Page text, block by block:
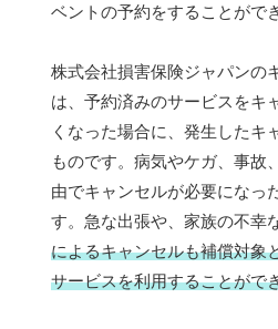
ベントの予約をすることがで
株式会社損害保険ジャパンの
は、予約済みのサービスをキ
くなった場合に、発生したキ
ものです。病気やケガ、事故
由でキャンセルが必要になっ
す。急な出張や、家族の不幸
によるキャンセルも補償対象
サービスを利用することがで